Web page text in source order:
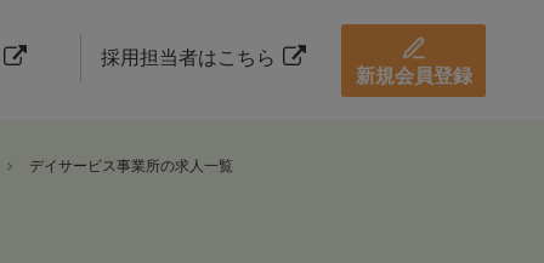
採用担当者はこちら
新規会員登録
デイサービス事業所の求人一覧